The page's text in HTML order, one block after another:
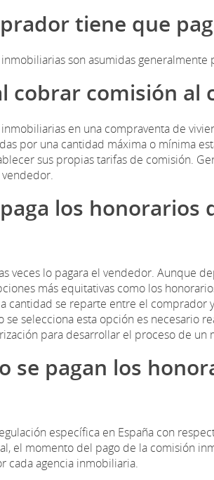
tiene que
son asumidas
cobrar comisión
en una compraventa de
por una cantidad máxima o mínima
sus propias tarifas de comisión.
los
veces lo pagara el vendedor. Aunque
más equitativas como los
cantidad se reparte entre el
se selecciona esta opción es necesario
para desarrollar el proceso de un
se pagan los
específica en España con
el momento del pago de la comisión
cada agencia inmobiliaria.